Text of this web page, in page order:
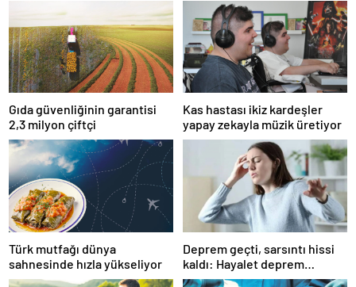
Gıda güvenliğinin garantisi
2,3 milyon çiftçi
Kas hastası ikiz kardeşler
yapay zekayla müzik üretiyor
Türk mutfağı dünya
sahnesinde hızla yükseliyor
Deprem geçti, sarsıntı hissi
kaldı: Hayalet deprem
algısına dikkat!